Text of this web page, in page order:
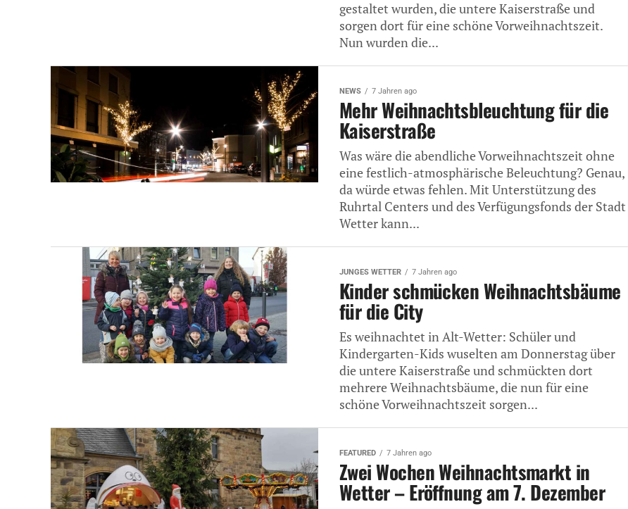
gestaltet wurden, die untere Kaiserstraße und
sorgen dort für eine schöne Vorweihnachtszeit.
Nun wurden die...
NEWS 7 Jahren ago
Mehr Weihnachtsbleuchtung für die
Kaiserstraße
Was wäre die abendliche Vorweihnachtszeit ohne
eine festlich-atmosphärische Beleuchtung? Genau,
da würde etwas fehlen. Mit Unterstützung des
Ruhrtal Centers und des Verfügungsfonds der Stadt
Wetter kann...
JUNGES WETTER 7 Jahren ago
Kinder schmücken Weihnachtsbäume
für die City
Es weihnachtet in Alt-Wetter: Schüler und
Kindergarten-Kids wuselten am Donnerstag über
die untere Kaiserstraße und schmückten dort
mehrere Weihnachtsbäume, die nun für eine
schöne Vorweihnachtszeit sorgen...
FEATURED 7 Jahren ago
Zwei Wochen Weihnachtsmarkt in
Wetter – Eröffnung am 7. Dezember